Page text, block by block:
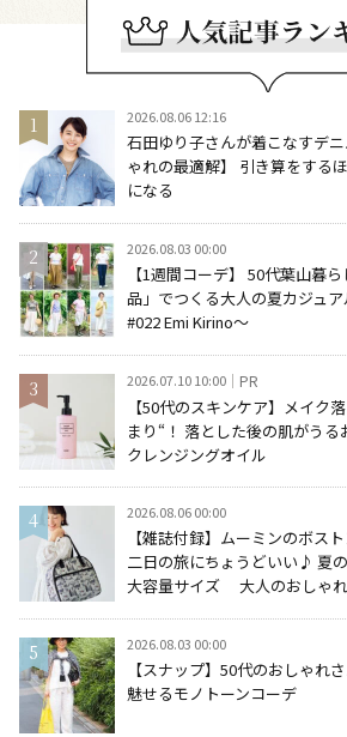
2026.08.06 12:16
石田ゆり子さんが着こなすデ
ゃれの最適解】 引き算をする
になる
2026.08.03 00:00
【1週間コーデ】 50代葉山暮
品」でつくる大人の夏カジュ
#022 Emi Kirino～
2026.07.10 10:00 PR
【50代のスキンケア】メイク
まり“！ 落とした後の肌がう
クレンジングオイル
2026.08.06 00:00
【雑誌付録】ムーミンのボス
二日の旅にちょうどいい♪ 夏
大容量サイズ 大人のおしゃ
2026.08.03 00:00
【スナップ】50代のおしゃれ
魅せるモノトーンコーデ